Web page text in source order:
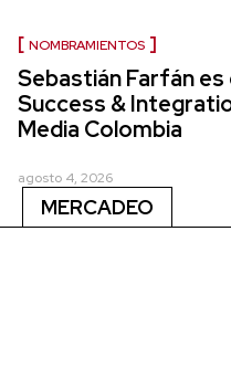
NOMBRAMIENTOS
Sebastián Farfán
Success &
Media Colombia
agosto 4, 2026
MERCADEO